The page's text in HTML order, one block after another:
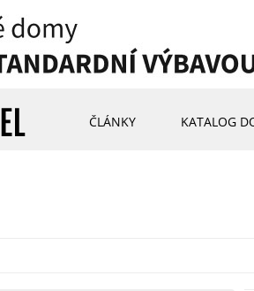
ČLÁNKY KATALOG